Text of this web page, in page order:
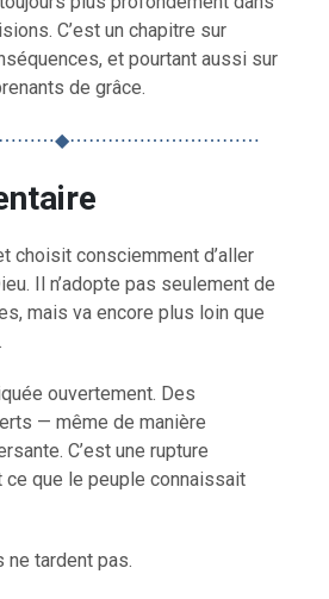
C’est un chapitre sur
et pourtant aussi sur
de grâce.
choisit consciemment d’aller
Il n’adopte pas seulement de
mais va encore plus loin que
ouvertement. Des
— même de manière
C’est une rupture
que le peuple connaissait
ne tardent pas.